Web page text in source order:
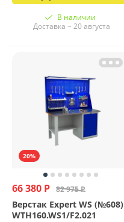
В наличии
Доставка ~ 20 августа
20%
66 380 Р 82 975 Р
Верстак Expert WS (№608)
WTH160.WS1/F2.021